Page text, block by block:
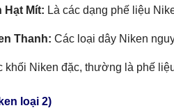
Hạt Mít: Là các dạng phế liệu
Thanh: Các loại dây Niken
khối Niken đặc, thường là phế
loại 2)